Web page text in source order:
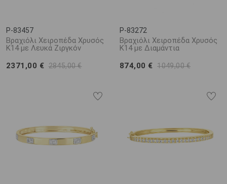
P-83457
Βραχιόλι Χειροπέδα Χρυσός
Κ14 με Λευκά Ζιργκόν
2371,00 € 2845,00 €
P-83272
Βραχιόλι Χειροπέδα Χρυσός
K14 με Διαμάντια
874,00 € 1049,00 €